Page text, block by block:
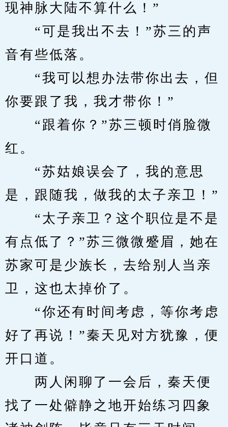
现神脉大陆不算什么！”
“可是我出不去！”苏三的声
音有些低落。
“我可以想办法带你出去，但
你要跟了我，我才带你！”
“跟着你？”苏三顿时俏脸微
红。
“苏姑娘误会了，我的意思
是，跟随我，做我的太子亲卫！”
“太子亲卫？这个职位是不是
有点低了？”苏三微微蹙眉，她在
苏家可是少族长，去给别人当亲
卫，这也太掉价了。
“你还有时间考虑，等你考虑
好了再说！”秦天见对方犹豫，便
开口道。
两人闲聊了一会后，秦天便
找了一处僻静之地开始练习四象